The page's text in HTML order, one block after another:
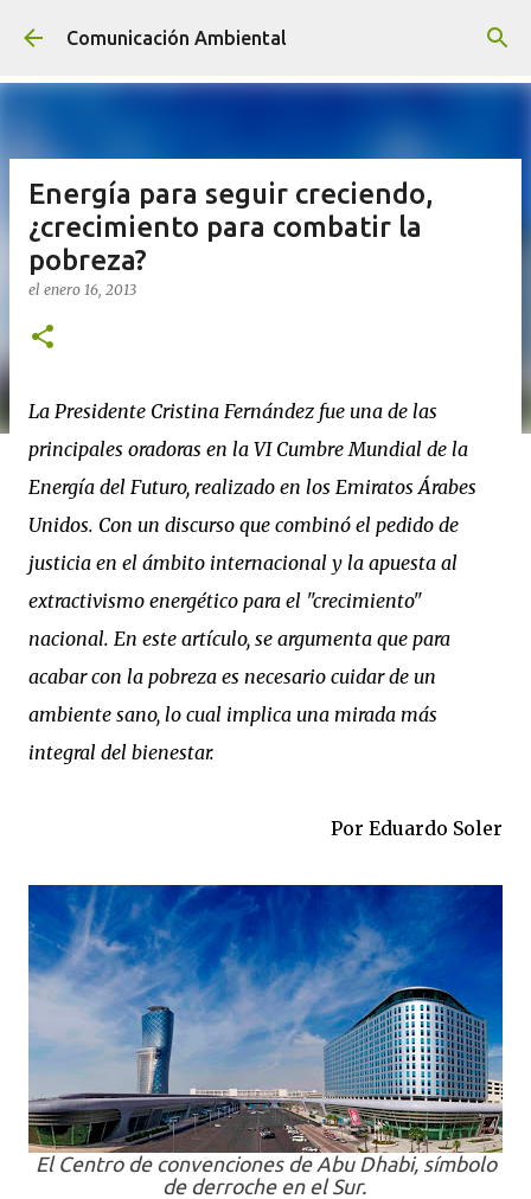
Ir al contenido principal
Comunicación Ambiental
Energía para seguir creciendo,
¿crecimiento para combatir la
pobreza?
el enero 16, 2013
La Presidente Cristina Fernández fue una de las
principales oradoras en la VI Cumbre Mundial de la
Energía del Futuro, realizado en los Emiratos Árabes
Unidos. Con un discurso que combinó el pedido de
justicia en el ámbito internacional y la apuesta al
extractivismo energético para el "crecimiento"
nacional. En este artículo, se argumenta que para
acabar con la pobreza es necesario cuidar de un
ambiente sano, lo cual implica una mirada más
integral del bienestar.
Por Eduardo Soler
El Centro de convenciones de Abu Dhabi, símbolo
de derroche en el Sur.